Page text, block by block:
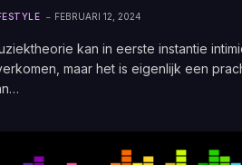
FEBRUARI 12, 2024
kan in eerste instantie
maar het is eigenlijk een